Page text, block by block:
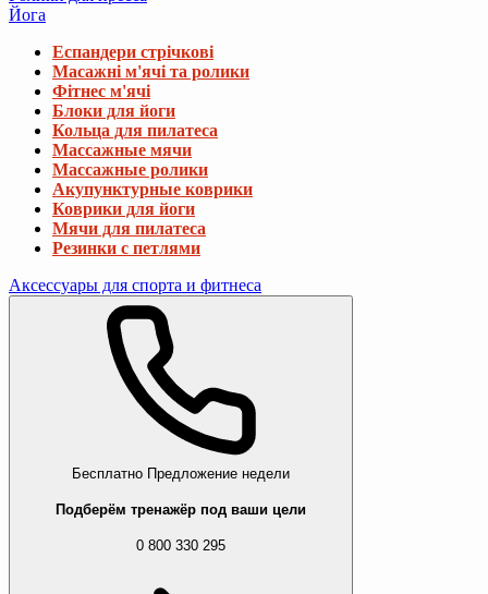
Йога
Еспандери стрічкові
Масажні м'ячі та ролики
Фітнес м'ячі
Блоки для йоги
Кольца для пилатеса
Массажные мячи
Массажные ролики
Акупунктурные коврики
Коврики для йоги
Мячи для пилатеса
Резинки с петлями
Аксессуары для спорта и фитнеса
Бесплатно Предложение недели
Подберём тренажёр под ваши цели
0 800 330 295